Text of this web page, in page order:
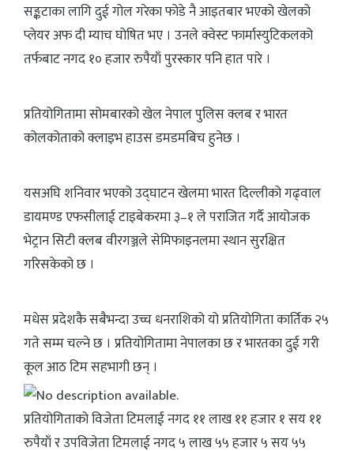
सङ्कटाका लागि दुई गोल गरेका फोडे नै आइतबार भएको खेलको
प्लेयर अफ दी म्याच घोषित भए । उनले क्वेस्ट फार्मास्युटिकलको
तर्फबाट नगद १० हजार रुपैयाँ पुरस्कार पनि हात पारे ।
प्रतियोगितामा सोमबारको खेल नेपाल पुलिस क्लब र भारत
कोलकोताको क्लाइभ हाउस डमडमबिच हुनेछ ।
यसअघि शनिवार भएको उद्घाटन खेलमा भारत दिल्लीको गढ्वाल
डायमण्ड एफसीलाई टाइबेकरमा ३–१ ले पराजित गर्दै आयोजक
भेट्रान सिटी क्लब वीरगञ्जले सेमिफाइनलमा स्थान सुरक्षित
गरिसकेको छ ।
मधेस प्रदेशकै सबैभन्दा उच्च धनराशिको यो प्रतियोगिता कार्तिक २५
गते सम्म चल्ने छ । प्रतियोगितामा नेपालका छ र भारतका दुई गरी
कूल आठ टिम सहभागी छन् ।
प्रतियोगिताको विजेता टिमलाई नगद ११ लाख ११ हजार १ सय ११
रुपैयाँ र उपविजेता टिमलाई नगद ५ लाख ५५ हजार ५ सय ५५